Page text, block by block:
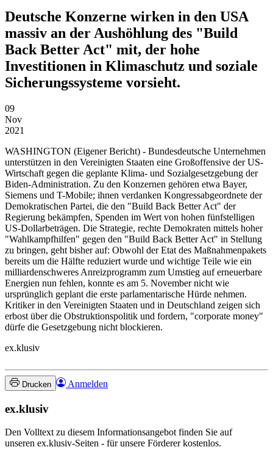
Deutsche Konzerne wirken in den USA
massiv an der Aushöhlung des "Build
Back Better Act" mit, der hohe
Investitionen in Klimaschutz und soziale
Sicherungssysteme vorsieht.
09
Nov
2021
WASHINGTON (Eigener Bericht) - Bundesdeutsche Unternehmen
unterstützen in den Vereinigten Staaten eine Großoffensive der US-
Wirtschaft gegen die geplante Klima- und Sozialgesetzgebung der
Biden-Administration. Zu den Konzernen gehören etwa Bayer,
Siemens und T-Mobile; ihnen verdanken Kongressabgeordnete der
Demokratischen Partei, die den "Build Back Better Act" der
Regierung bekämpfen, Spenden im Wert von hohen fünfstelligen
US-Dollarbeträgen. Die Strategie, rechte Demokraten mittels hoher
"Wahlkampfhilfen" gegen den "Build Back Better Act" in Stellung
zu bringen, geht bisher auf: Obwohl der Etat des Maßnahmenpakets
bereits um die Hälfte reduziert wurde und wichtige Teile wie ein
milliardenschweres Anreizprogramm zum Umstieg auf erneuerbare
Energien nun fehlen, konnte es am 5. November nicht wie
ursprünglich geplant die erste parlamentarische Hürde nehmen.
Kritiker in den Vereinigten Staaten und in Deutschland zeigen sich
erbost über die Obstruktionspolitik und fordern, "corporate money"
dürfe die Gesetzgebung nicht blockieren.
ex.klusiv
Drucken Anmelden
ex.klusiv
Den Volltext zu diesem Informationsangebot finden Sie auf
unseren ex.klusiv-Seiten - für unsere Förderer kostenlos.